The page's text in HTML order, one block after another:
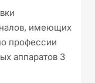
имеющих
профессии
аппаратов 3